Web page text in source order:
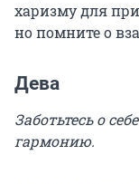
харизму для
но помните о
Дева
Заботьтесь о
гармонию.